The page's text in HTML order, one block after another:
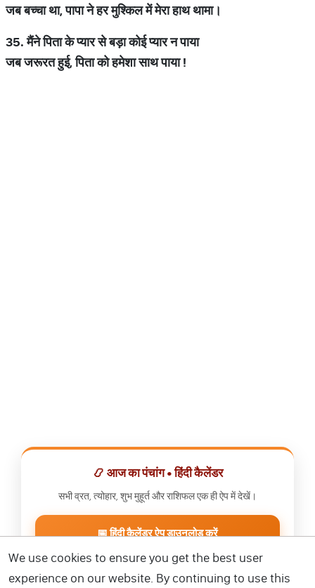
जबबच्चाथा,पापानेहरमुश्किलमेंमेराहाथथामा।
35.मैंनेपिताकेप्यारसेबड़ाकोईप्यारनपाया
जबजरूरतहुई,पिताकोहमेशासाथपाया!
📿 आज का पंचांग • हिंदी कैलेंडर
सभी व्रत, त्योहार, शुभ मुहूर्त और राशिफल एक ही ऐप में देखें।
📅 हिंदी कैलेंडर ऐप डाउनलोड करें
We use cookies to ensure you get the best user
experience on our website. By continuing to use this